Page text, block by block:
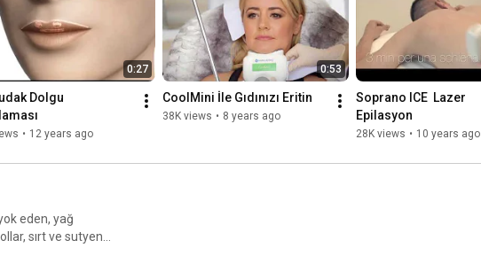
0:27
Dolgu
• 12 years ago
0:53
CoolMini İle Gıdınızı Eritin
38K views • 8 years ago
Soprano ICE  Lazer
Epilasyon
28K views • 10 years ago
eden, yağ
sırt ve sutyen